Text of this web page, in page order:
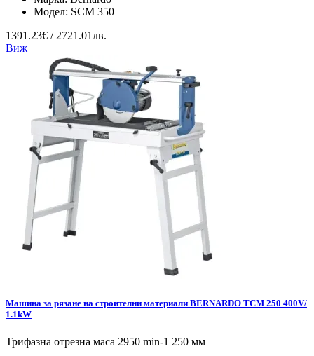
Модел: SCM 350
1391.23€ / 2721.01лв.
Виж
Машина за рязане на строителни материали BERNARDO TCM 250 400V/
1.1kW
Трифазна отрезна маса 2950 min-1 250 мм